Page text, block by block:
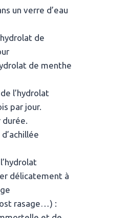
un verre d’eau
de
de menthe
l’hydrolat
par jour.
durée.
délicatement à
rasage…) :